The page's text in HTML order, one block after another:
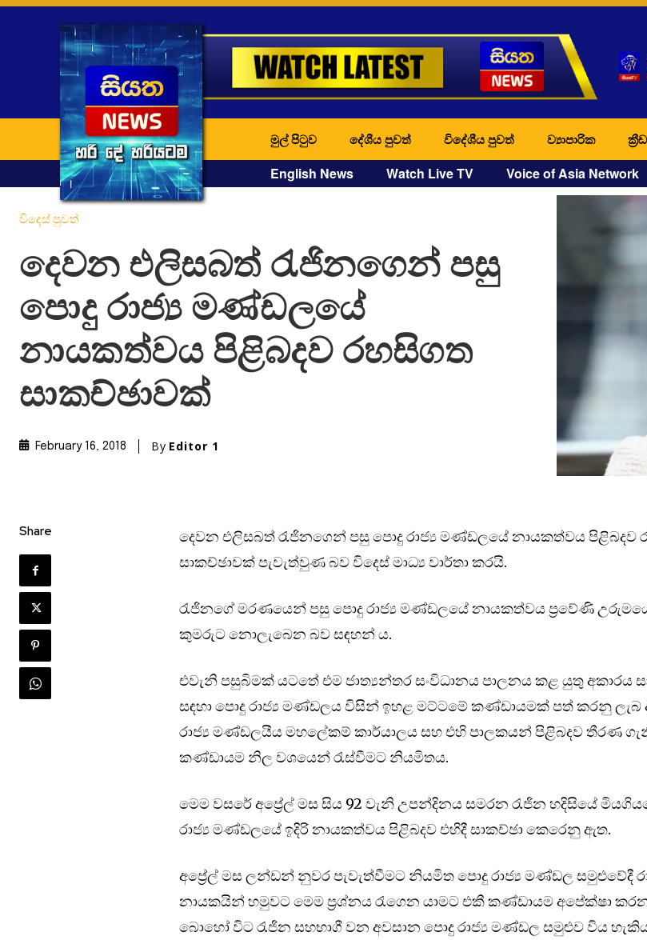
මුල් පිටුව දේශීය පුවත් විදේශීය පුවත් ව්‍යාපාරික
English News Watch Live TV Voice of Asia Network
විදෙස් පුවත්
දෙවන එලිසබත් රැජිනගෙන් පසු
පොදු රාජ්‍ය මණ්ඩලයේ
නායකත්වය පිළිබදව රහසිගත
සාකච්ඡාවක්
February 16, 2018 By Editor 1
Share
දෙවන එලිසබත් රැජිනගෙන් පසු පොදු රාජ්‍ය මණ්ඩලයේ නායකත්වය පිළිබදව
සාකච්ඡාවක් පැවැත්වුණ බව විදෙස් මාධ්‍ය වාර්තා ක‍රයි.
රැජිනගේ මරණයෙන් පසු පොදු රාජ්‍ය මණ්ඩලයේ නායකත්වය ප්‍රවේණි
කුමරුට නොලැබෙන බව සඳහන් ය.
එවැනි පසුබිමක් යටතේ එම ජාත්‍යන්තර සංවිධානය පාලනය කළ යුතු අකාරය
සඳහා පොදු රාජ්‍ය මණ්ඩලය විසින් ඉහළ මට්ටමේ කණ්ඩායමක් පත් කරනු ලැබ
රාජ්‍ය මණ්ඩලයීය මහලේකම් කාර්යාලය සහ එහි පාලකයන් පිළිබදව තීරණ
කණ්ඩායම නිල වශයෙන් රැස්වීමට නියමිතය.
මෙම වසරේ අප්‍රේල් මස සිය 92 වැනි උපන්දිනය සමරන රැජින හදිසියේ
රාජ්‍ය මණ්ඩලයේ ඉදිරි නායකත්වය පිළිබදව එහිදී සාකච්ඡා කෙරෙනු ඇත.
අප්‍රේල් මස ලන්ඩන් නුවර පැවැත්වීමට නියමිත පොදු රාජ්‍ය මණ්ඩල සමුළුවේදී
නායකයින් හමුවට මෙම ප්‍රශ්නය රැගෙන යාමට එකී කණ්ඩායම අපේක්ෂා
බොහෝ විට රැජින සහභාගී වන අවසාන පොදු රාජ්‍ය මණ්ඩල සමුළුව විය